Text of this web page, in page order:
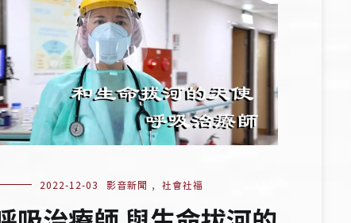
2022-12-03 影音新聞 , 社會社福